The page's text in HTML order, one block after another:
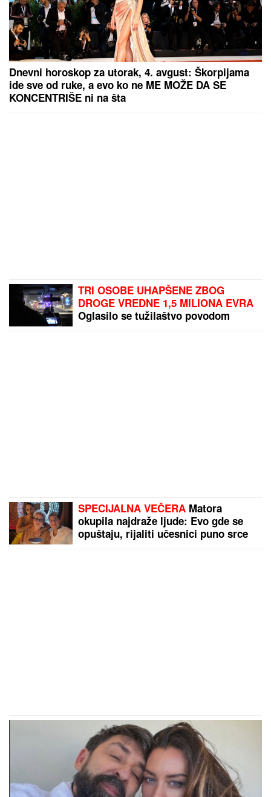
Dnevni horoskop za utorak, 4. avgust: Škorpijama
ide sve od ruke, a evo ko ne ME MOŽE DA SE
KONCENTRIŠE ni na šta
TRI OSOBE UHAPŠENE ZBOG
DROGE VREDNE 1,5 MILIONA EVRA
Oglasilo se tužilaštvo povodom
SPECIJALNA VEČERA Matora
okupila najdraže ljude: Evo gde se
opuštaju, rijaliti učesnici puno srce